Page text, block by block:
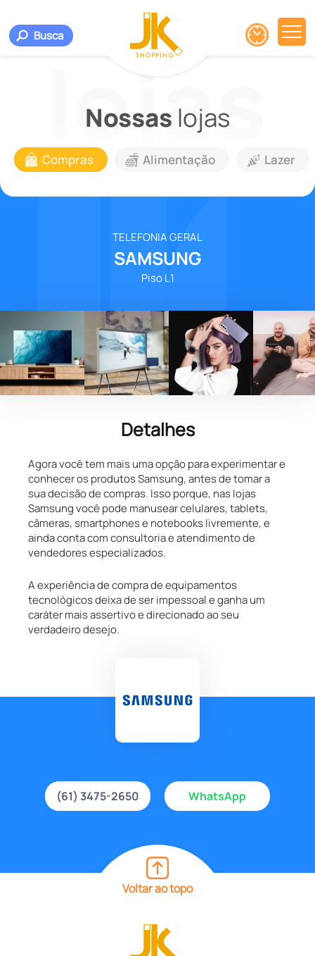
Busca
Nossas lojas
Compras Alimentação Lazer
TELEFONIA GERAL
SAMSUNG
Piso L1
Detalhes
Agora você tem mais uma opção para experimentar e
conhecer os produtos Samsung, antes de tomar a
sua decisão de compras. Isso porque, nas lojas
Samsung você pode manusear celulares, tablets,
câmeras, smartphones e notebooks livremente, e
ainda conta com consultoria e atendimento de
vendedores especializados.
A experiência de compra de equipamentos
tecnológicos deixa de ser impessoal e ganha um
caráter mais assertivo e direcionado ao seu
verdadeiro desejo.
(61) 3475-2650 WhatsApp
Voltar ao topo